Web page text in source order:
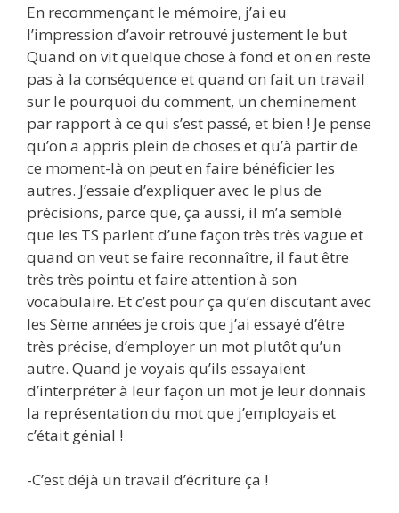
En recommençant le mémoire, j’ai eu
l’impression d’avoir retrouvé justement le but
Quand on vit quelque chose à fond et on en reste
pas à la conséquence et quand on fait un travail
sur le pourquoi du comment, un cheminement
par rapport à ce qui s’est passé, et bien ! Je pense
qu’on a appris plein de choses et qu’à partir de
ce moment-là on peut en faire bénéficier les
autres. J’essaie d’expliquer avec le plus de
précisions, parce que, ça aussi, il m’a semblé
que les TS parlent d’une façon très très vague et
quand on veut se faire reconnaître, il faut être
très très pointu et faire attention à son
vocabulaire. Et c’est pour ça qu’en discutant avec
les Sème années je crois que j’ai essayé d’être
très précise, d’employer un mot plutôt qu’un
autre. Quand je voyais qu’ils essayaient
d’interpréter à leur façon un mot je leur donnais
la représentation du mot que j’employais et
c’était génial !
-C’est déjà un travail d’écriture ça !